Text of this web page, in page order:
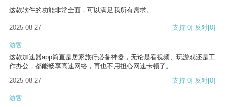
这款软件的功能非常全面，可以满足我所有需求。
2025-08-27 支持[0] 反对[0]
游客
这款加速器app简直是居家旅行必备神器，无论是看视频、玩游戏还是工
作办公，都能畅享高速网络，再也不用担心网速卡顿了。
2025-08-27
支持[0] 反对[0]
游客